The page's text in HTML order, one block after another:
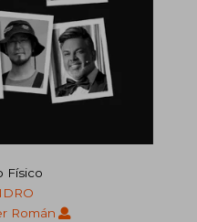
Físico
Román